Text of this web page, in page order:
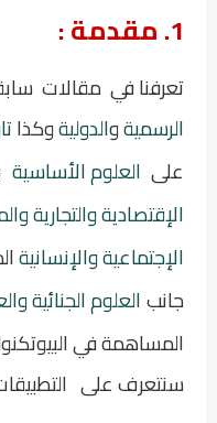
1. مقدمة :
تعرفنا في مقالات
الرسميةوالدوليةوكذا
على العلوم الأساسية
الإقتصادية والتجارية
الإجتماعية والإنسانية
جانبالعلوم الجنائية
المساهمة في
سنتعرف على